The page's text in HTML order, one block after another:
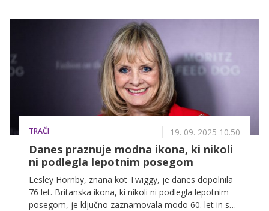
nadaljevanju.
TRAČI 19. 09. 2025 10.50
Danes praznuje modna ikona, ki nikoli
ni podlegla lepotnim posegom
Lesley Hornby, znana kot Twiggy, je danes dopolnila
76 let. Britanska ikona, ki nikoli ni podlegla lepotnim
posegom, je ključno zaznamovala modo 60. let in se